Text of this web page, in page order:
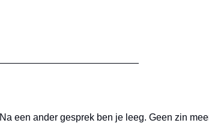
een ander gesprek ben je leeg. Geen zin